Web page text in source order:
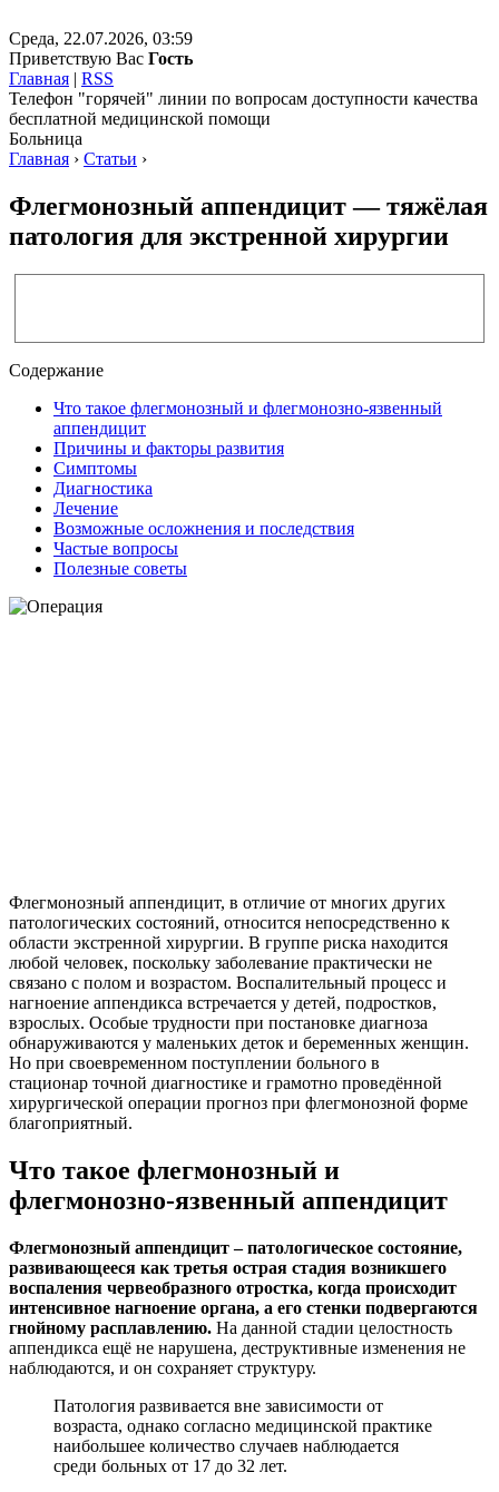
Среда, 22.07.2026, 03:59
Приветствую Вас Гость
Главная | RSS
Телефон "горячей" линии по вопросам доступности качества
бесплатной медицинской помощи
Больница
Главная › Статьи ›
Флегмонозный аппендицит — тяжёлая
патология для экстренной хирургии
Содержание
Что такое флегмонозный и флегмонозно-язвенный
аппендицит
Причины и факторы развития
Симптомы
Диагностика
Лечение
Возможные осложнения и последствия
Частые вопросы
Полезные советы
Флегмонозный аппендицит, в отличие от многих других
патологических состояний, относится непосредственно к
области экстренной хирургии. В группе риска находится
любой человек, поскольку заболевание практически не
связано с полом и возрастом. Воспалительный процесс и
нагноение аппендикса встречается у детей, подростков,
взрослых. Особые трудности при постановке диагноза
обнаруживаются у маленьких деток и беременных женщин.
Но при своевременном поступлении больного в
стационар точной диагностике и грамотно проведённой
хирургической операции прогноз при флегмонозной форме
благоприятный.
Что такое флегмонозный и
флегмонозно-язвенный аппендицит
Флегмонозный аппендицит – патологическое состояние,
развивающееся как третья острая стадия возникшего
воспаления червеобразного отростка, когда происходит
интенсивное нагноение органа, а его стенки подвергаются
гнойному расплавлению. На данной стадии целостность
аппендикса ещё не нарушена, деструктивные изменения не
наблюдаются, и он сохраняет структуру.
Патология развивается вне зависимости от
возраста, однако согласно медицинской практике
наибольшее количество случаев наблюдается
среди больных от 17 до 32 лет.